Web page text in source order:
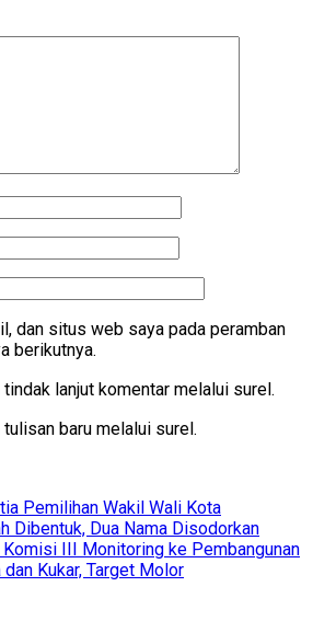
dan situs web saya pada peramban
berikutnya.
tindak lanjut komentar melalui surel.
tulisan baru melalui surel.
Pemilihan Wakil Wali Kota
Dibentuk, Dua Nama Disodorkan
Komisi III Monitoring ke Pembangunan
dan Kukar, Target Molor